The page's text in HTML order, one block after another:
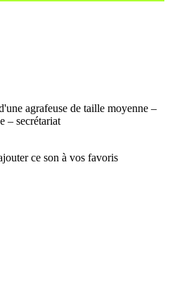
agrafeuse de taille moyenne –
– secrétariat